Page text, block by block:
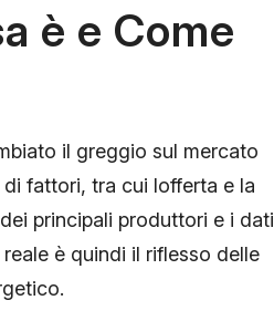
è e Come
il greggio sul mercato
fattori, tra cui lofferta e la
principali produttori e i dati
è quindi il riflesso delle